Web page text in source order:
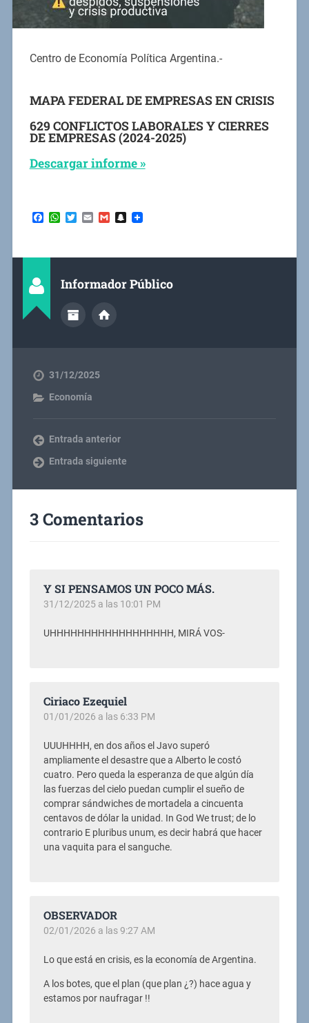
Centro de Economía Política Argentina.-
MAPA FEDERAL DE EMPRESAS EN CRISIS
629 CONFLICTOS LABORALES Y CIERRES
DE EMPRESAS (2024-2025)
Descargar informe »
Facebook
WhatsApp
Twitter
EmailGmailSnapchat
Informador Público
31/12/2025
Economía
Entrada anterior
Entrada siguiente
3 Comentarios
Y SI PENSAMOS UN POCO MÁS.
31/12/2025 a las 10:01 PM
UHHHHHHHHHHHHHHHHHH, MIRÁ VOS-
Ciriaco Ezequiel
01/01/2026 a las 6:33 PM
UUUHHHH, en dos años el Javo superó
ampliamente el desastre que a Alberto le costó
cuatro. Pero queda la esperanza de que algún día
las fuerzas del cielo puedan cumplir el sueño de
comprar sándwiches de mortadela a cincuenta
centavos de dólar la unidad. In God We trust; de lo
contrario E pluribus unum, es decir habrá que hacer
una vaquita para el sanguche.
OBSERVADOR
02/01/2026 a las 9:27 AM
Lo que está en crisis, es la economía de Argentina.
A los botes, que el plan (que plan ¿?) hace agua y
estamos por naufragar !!